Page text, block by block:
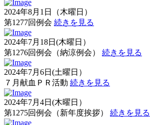
2024年8月1日（木曜日）
第1277回例会 続きを見る
2024年7月18日(木曜日）
第1276回例会（納涼例会）
続きを見る
2024年7月6日(土曜日）
７月献血ＰＲ活動 続きを見る
2024年7月4日(木曜日）
第1275回例会（新年度挨拶）
続きを見る